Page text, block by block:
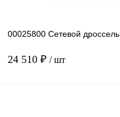
00025800 Сетевой
24 510 ₽ / шт